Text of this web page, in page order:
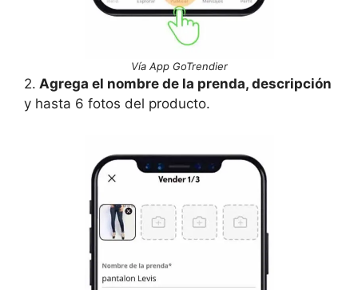
Vía App GoTrendier
2. Agrega el nombre de la prenda, descripción
y hasta 6 fotos del producto.